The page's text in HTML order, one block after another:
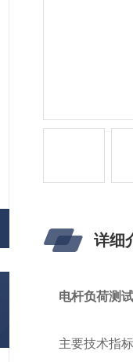
详细
电杆负荷测
主要技术指标